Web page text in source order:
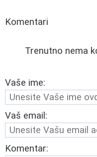
Komentari
Trenutno nema
Vaše ime:
Vaš email:
Komentar: